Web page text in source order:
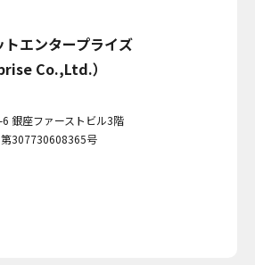
エンタープライズ
Co.,Ltd.）
銀座ファーストビル3階
307730608365号